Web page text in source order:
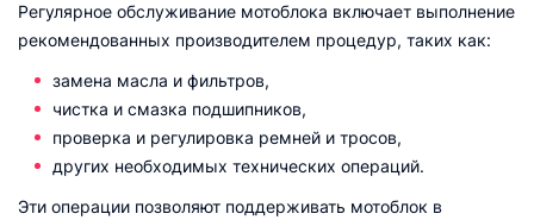
Регулярное обслуживание мотоблока включает выполнение
рекомендованных производителем процедур, таких как:
замена масла и фильтров,
чистка и смазка подшипников,
проверка и регулировка ремней и тросов,
других необходимых технических операций.
Эти операции позволяют поддерживать мотоблок в